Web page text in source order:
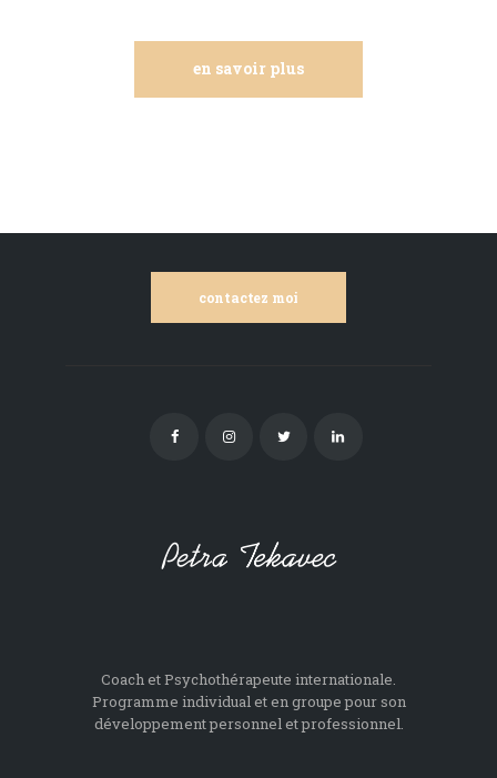
en savoir plus
contactez moi
Coach et Psychothérapeute internationale.
Programme individual et en groupe pour son
développement personnel et professionnel.